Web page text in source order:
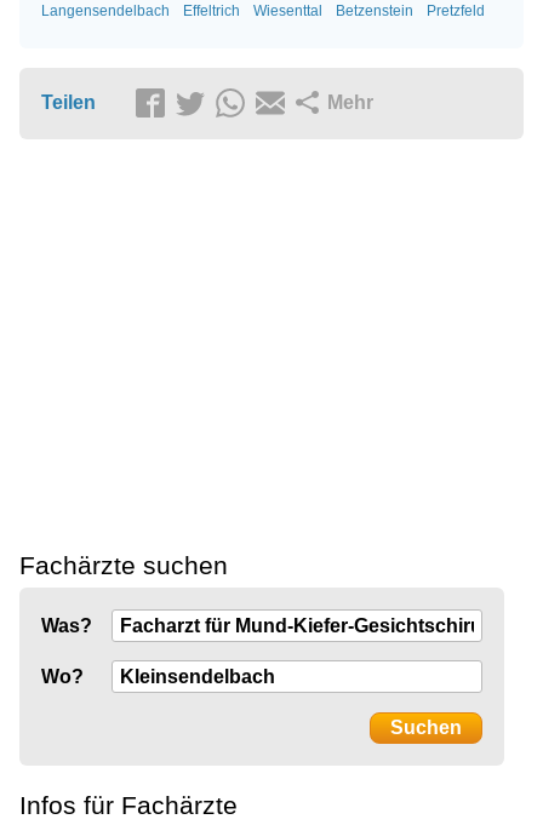
Langensendelbach
Effeltrich Wiesenttal Betzenstein Pretzfeld
Teilen Mehr
Fachärzte suchen
Was?
Wo?
Infos für Fachärzte